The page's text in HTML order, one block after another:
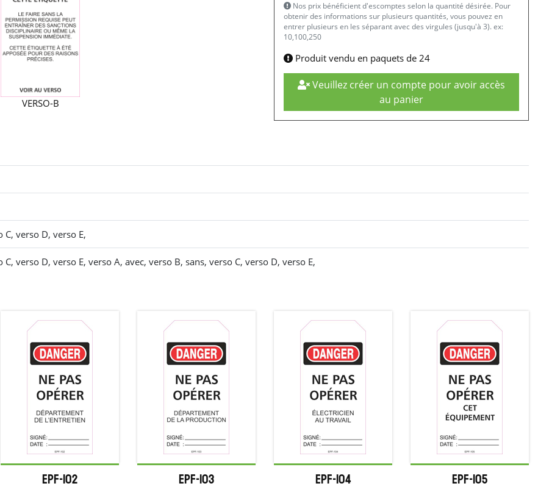
VERSO-B
Nos prix bénéficient d'escomptes selon la quantité désirée. Pour
obtenir des informations sur plusieurs quantités, vous pouvez en
entrer plusieurs en les séparant avec des virgules (jusqu'à 3). ex:
10,100,250
Produit vendu en paquets de 24
Veuillez créer un compte pour avoir accès
au panier
C, verso D, verso E,
verso D, verso E, verso A, avec, verso B, sans, verso C, verso D, verso E,
EPF-102 EPF-103 EPF-104 EPF-105